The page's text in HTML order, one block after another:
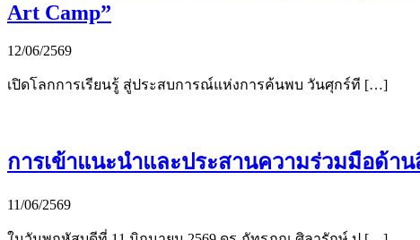
Art Camp”
12/06/2569
เปิดโลกการเรียนรู้ สู่ประสบการณ์แห่งการค้นพบ วันศุกร์ที […]
การเข้าแนะนำและประสานความร่วมมือด้า
11/06/2569